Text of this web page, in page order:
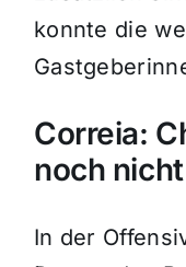
konnte die
Correia:
noch
In der